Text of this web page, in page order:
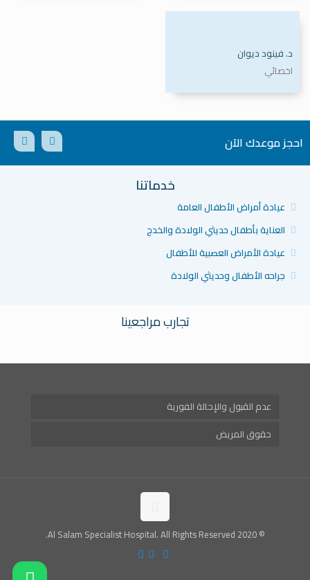
د. فينود ديوان
اخصائي
احجز موعدك الآن
خدماتنا
عيادة أمراض الأطفال العامة
العناية بأطفال حديثي الولادة والخدج
عيادة الأمراض العصبية للأطفال
جراحه الأطفال وحديثي الولادة
تجارب مراجعينا
عدم القبول والإحالة الفورية
حقوق المريض
© 2020 Al Salam Specialist Hospital. All Rights Reserved.